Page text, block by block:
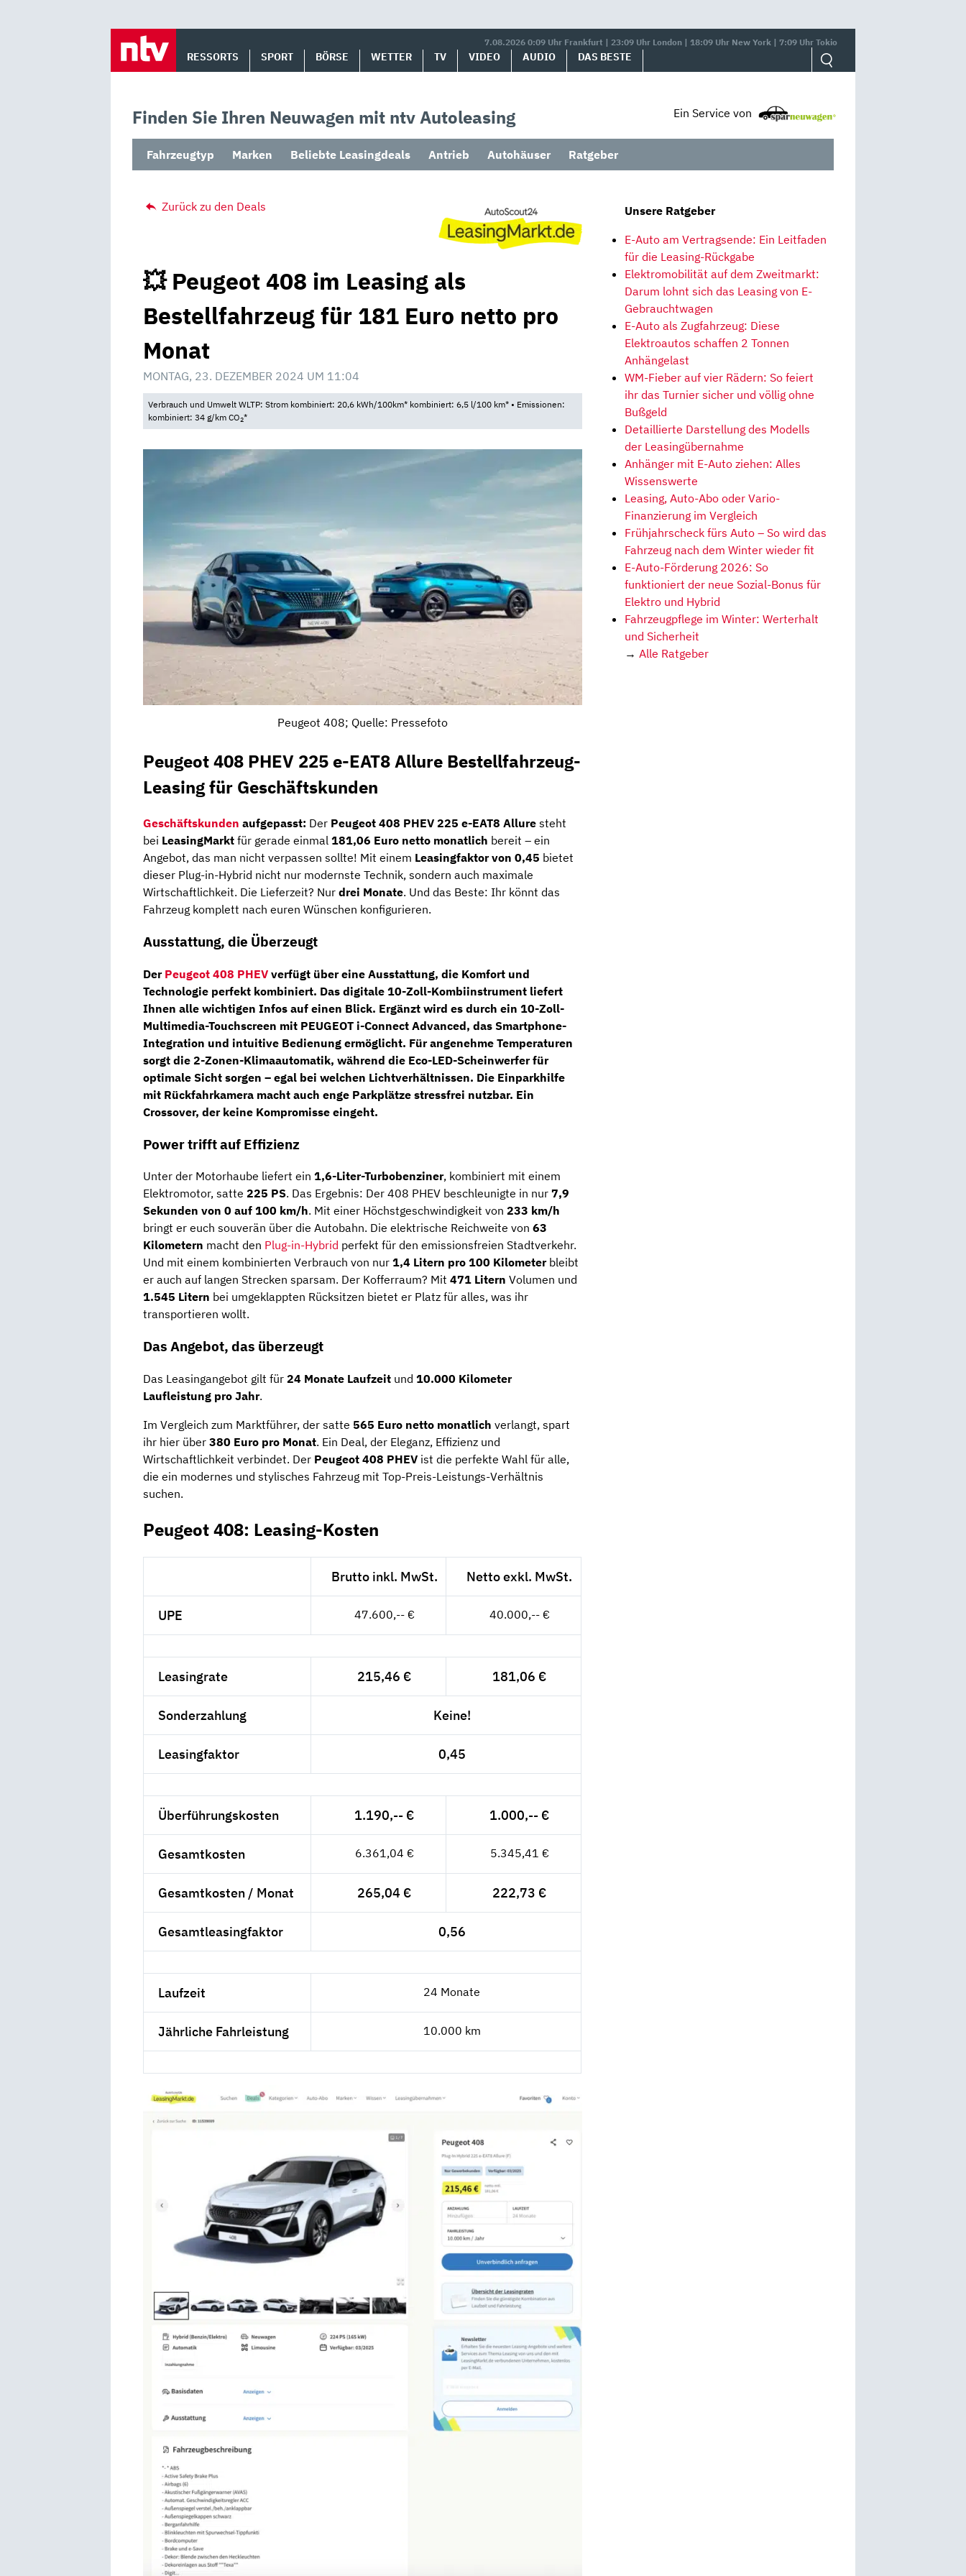
7.08.2026 0:09 Uhr Frankfurt | 23:09 Uhr London | 18:09 Uhr New York | 7:09 Uhr Tokio
RESSORTS SPORT BÖRSE WETTER TV VIDEO AUDIO DAS BESTE
Finden Sie Ihren Neuwagen mit ntv Autoleasing Ein Service von
Fahrzeugtyp Marken Beliebte Leasingdeals Antrieb Autohäuser Ratgeber
Zurück zu den Deals
💥 Peugeot 408 im Leasing als
Bestellfahrzeug für 181 Euro netto pro
Monat
MONTAG, 23. DEZEMBER 2024 UM 11:04
Verbrauch und Umwelt WLTP: Strom kombiniert: 20,6 kWh/100km* kombiniert: 6,5 l/100 km* • Emissionen:
kombiniert: 34 g/km CO2*
Peugeot 408; Quelle: Pressefoto
Peugeot 408 PHEV 225 e-EAT8 Allure Bestellfahrzeug-
Leasing für Geschäftskunden
Geschäftskunden aufgepasst: Der Peugeot 408 PHEV 225 e-EAT8 Allure steht
bei LeasingMarkt für gerade einmal 181,06 Euro netto monatlich bereit – ein
Angebot, das man nicht verpassen sollte! Mit einem Leasingfaktor von 0,45 bietet
dieser Plug-in-Hybrid nicht nur modernste Technik, sondern auch maximale
Wirtschaftlichkeit. Die Lieferzeit? Nur drei Monate. Und das Beste: Ihr könnt das
Fahrzeug komplett nach euren Wünschen konfigurieren.
Ausstattung, die Überzeugt
Der Peugeot 408 PHEV verfügt über eine Ausstattung, die Komfort und
Technologie perfekt kombiniert. Das digitale 10-Zoll-Kombiinstrument liefert
Ihnen alle wichtigen Infos auf einen Blick. Ergänzt wird es durch ein 10-Zoll-
Multimedia-Touchscreen mit PEUGEOT i-Connect Advanced, das Smartphone-
Integration und intuitive Bedienung ermöglicht. Für angenehme Temperaturen
sorgt die 2-Zonen-Klimaautomatik, während die Eco-LED-Scheinwerferfür
optimale Sicht sorgen – egal bei welchen Lichtverhältnissen. Die Einparkhilfe
mit Rückfahrkamera macht auch enge Parkplätze stressfrei nutzbar. Ein
Crossover, der keine Kompromisse eingeht.
Power trifft auf Effizienz
Unter der Motorhaube liefert ein 1,6-Liter-Turbobenziner, kombiniert mit einem
Elektromotor, satte 225 PS. Das Ergebnis: Der 408 PHEV beschleunigte in nur 7,9
Sekunden von 0 auf 100 km/h. Mit einer Höchstgeschwindigkeit von 233 km/h
bringt er euch souverän über die Autobahn. Die elektrische Reichweite von 63
Kilometern macht den Plug-in-Hybrid perfekt für den emissionsfreien Stadtverkehr.
Und mit einem kombinierten Verbrauch von nur 1,4 Litern pro 100 Kilometerbleibt
er auch auf langen Strecken sparsam. Der Kofferraum? Mit 471 Litern Volumen und
1.545 Litern bei umgeklappten Rücksitzen bietet er Platz für alles, was ihr
transportieren wollt.
Das Angebot, das überzeugt
Das Leasingangebot gilt für 24 Monate Laufzeit und 10.000 Kilometer
Laufleistung pro Jahr.
Im Vergleich zum Marktführer, der satte 565 Euro netto monatlich verlangt, spart
ihr hier über 380 Euro pro Monat. Ein Deal, der Eleganz, Effizienz und
Wirtschaftlichkeit verbindet. Der Peugeot 408 PHEV ist die perfekte Wahl für alle,
die ein modernes und stylisches Fahrzeug mit Top-Preis-Leistungs-Verhältnis
suchen.
Peugeot 408: Leasing-Kosten
Brutto inkl. MwSt. Netto exkl. MwSt.
UPE 47.600,-- € 40.000,-- €
Leasingrate 215,46 € 181,06 €
Sonderzahlung Keine!
Leasingfaktor 0,45
Überführungskosten 1.190,-- € 1.000,-- €
Gesamtkosten 6.361,04 € 5.345,41 €
Gesamtkosten / Monat 265,04 € 222,73 €
Gesamtleasingfaktor 0,56
Laufzeit 24 Monate
Jährliche Fahrleistung 10.000 km
Unsere Ratgeber
E-Auto am Vertragsende: Ein Leitfaden
für die Leasing-Rückgabe
Elektromobilität auf dem Zweitmarkt:
Darum lohnt sich das Leasing von E-
Gebrauchtwagen
E-Auto als Zugfahrzeug: Diese
Elektroautos schaffen 2 Tonnen
Anhängelast
WM-Fieber auf vier Rädern: So feiert
ihr das Turnier sicher und völlig ohne
Bußgeld
Detaillierte Darstellung des Modells
der Leasingübernahme
Anhänger mit E-Auto ziehen: Alles
Wissenswerte
Leasing, Auto-Abo oder Vario-
Finanzierung im Vergleich
Frühjahrscheck fürs Auto – So wird das
Fahrzeug nach dem Winter wieder fit
E-Auto-Förderung 2026: So
funktioniert der neue Sozial-Bonus für
Elektro und Hybrid
Fahrzeugpflege im Winter: Werterhalt
und Sicherheit
→ Alle Ratgeber